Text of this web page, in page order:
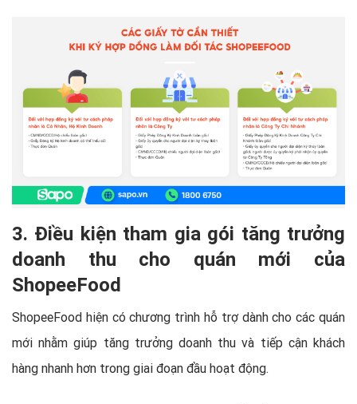
3. Điều kiện tham gia gói tăng trưởng
doanh thu cho quán mới của
ShopeeFood
ShopeeFood hiện có chương trình hỗ trợ dành cho các quán
mới nhằm giúp tăng trưởng doanh thu và tiếp cận khách
hàng nhanh hơn trong giai đoạn đầu hoạt động.